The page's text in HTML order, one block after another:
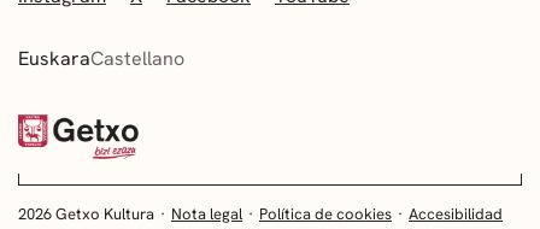
EuskaraCastellano
2026 Getxo Kultura Nota legal Política de cookies Accesibilidad